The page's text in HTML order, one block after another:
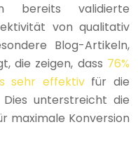
bereits validierte
von qualitativ
Blog-Artikeln,
die zeigen, dass 76%
sehr effektivfür die
unterstreicht die
maximale Konversion